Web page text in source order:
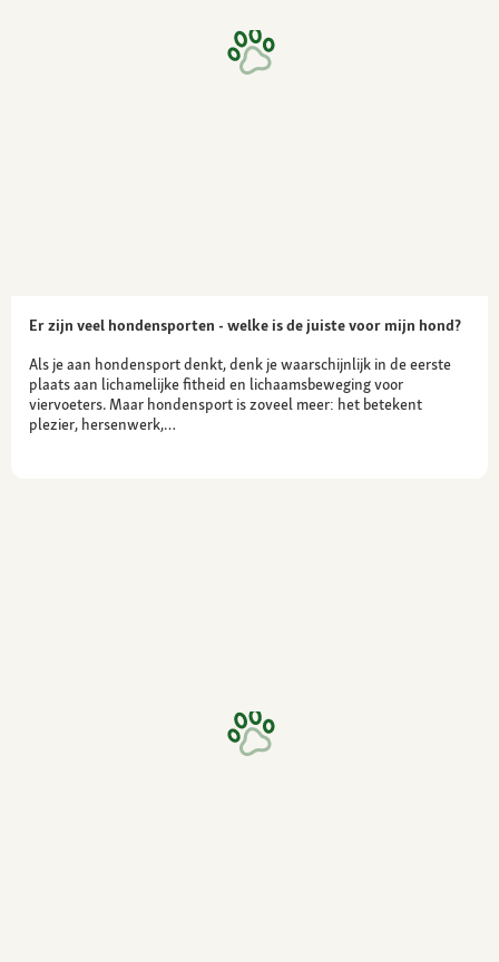
Er zijn veel hondensporten - welke is de juiste voor mijn hond?
Als je aan hondensport denkt, denk je waarschijnlijk in de eerste
plaats aan lichamelijke fitheid en lichaamsbeweging voor
viervoeters. Maar hondensport is zoveel meer: het betekent
plezier, hersenwerk,…